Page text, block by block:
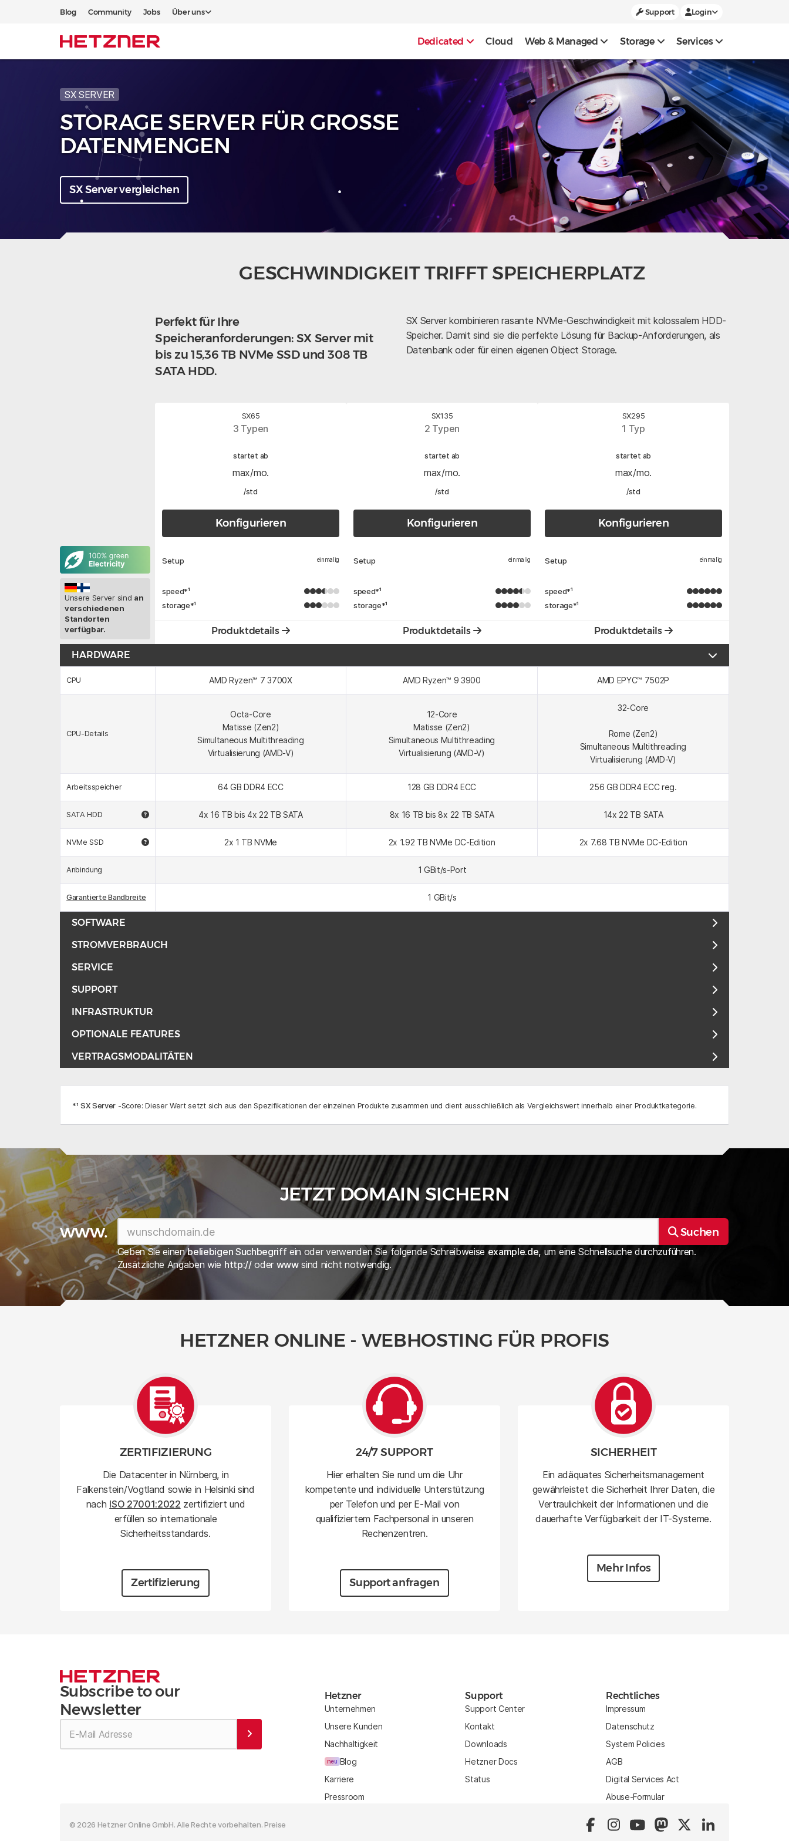
Blog Community Jobs Über uns Support Login
Dedicated Cloud Web & Managed Storage Services
SX SERVER
STORAGE SERVER FÜR GROSSE
DATENMENGEN
SX Server vergleichen
GESCHWINDIGKEIT TRIFFT SPEICHERPLATZ
Perfekt für Ihre
Speicheranforderungen: SX Server mit
bis zu 15,36 TB NVMe SSD und 308 TB
SATA HDD.
SX Server kombinieren rasante NVMe-Geschwindigkeit mit kolossalem HDD-
Speicher. Damit sind sie die perfekte Lösung für Backup-Anforderungen, als
Datenbank oder für einen eigenen Object Storage.
Unsere Server sind an
verschiedenen
Standorten
verfügbar.
SX65
3 Typen
startet ab
max/mo.
/std
Konfigurieren
Setup einmalig
speed*¹
storage*¹
Produktdetails
SX135
2 Typen
startet ab
max/mo.
/std
Konfigurieren
Setup einmalig
speed*¹
storage*¹
Produktdetails
SX295
1 Typ
startet ab
max/mo.
/std
Konfigurieren
Setup einmalig
speed*¹
storage*¹
Produktdetails
HARDWARE
CPU AMD Ryzen™ 7 3700X AMD Ryzen™ 9 3900 AMD EPYC™ 7502P
CPU-Details
Octa-Core
Matisse (Zen2)
Simultaneous Multithreading
Virtualisierung (AMD-V)
12-Core
Matisse (Zen2)
Simultaneous Multithreading
Virtualisierung (AMD-V)
32-Core
Rome (Zen2)
Simultaneous Multithreading
Virtualisierung (AMD-V)
Arbeitsspeicher 64 GB DDR4 ECC 128 GB DDR4 ECC 256 GB DDR4 ECC reg.
SATA HDD 4x 16 TB bis 4x 22 TB SATA 8x 16 TB bis 8x 22 TB SATA 14x 22 TB SATA
NVMe SSD 2x 1 TB NVMe 2x 1.92 TB NVMe DC-Edition 2x 7.68 TB NVMe DC-Edition
Anbindung 1 GBit/s-Port
Garantierte Bandbreite 1 GBit/s
SOFTWARE
STROMVERBRAUCH
SERVICE
SUPPORT
INFRASTRUKTUR
OPTIONALE FEATURES
VERTRAGSMODALITÄTEN
*¹SX Server -Score: Dieser Wert setzt sich aus den Spezifikationen der einzelnen Produkte zusammen und dient ausschließlich als Vergleichswert innerhalb einer Produktkategorie.
JETZT DOMAIN SICHERN
www. Suchen
Geben Sie einenbeliebigen Suchbegriffein oder verwenden Sie folgende Schreibweise example.de, um eine Schnellsuche durchzuführen.
Zusätzliche Angaben wie http://oder wwwsind nicht notwendig.
HETZNER ONLINE - WEBHOSTING FÜR PROFIS
ZERTIFIZIERUNG
Die Datacenter in Nürnberg, in
Falkenstein/Vogtland sowie in Helsinki sind
nach ISO 27001:2022 zertifiziert und
erfüllen so internationale
Sicherheitsstandards.
Zertifizierung
24/7 SUPPORT
Hier erhalten Sie rund um die Uhr
kompetente und individuelle Unterstützung
per Telefon und per E-Mail von
qualifiziertem Fachpersonal in unseren
Rechenzentren.
Support anfragen
SICHERHEIT
Ein adäquates Sicherheitsmanagement
gewährleistet die Sicherheit Ihrer Daten, die
Vertraulichkeit der Informationen und die
dauerhafte Verfügbarkeit der IT-Systeme.
Mehr Infos
Subscribe to our
Newsletter
Hetzner
Unternehmen
Unsere Kunden
Nachhaltigkeit
neu Blog
Karriere
Pressroom
Support
Support Center
Kontakt
Downloads
Hetzner Docs
Status
Rechtliches
Impressum
Datenschutz
System Policies
AGB
Digital Services Act
Abuse-Formular
© 2026 Hetzner Online GmbH. Alle Rechte vorbehalten. Preise